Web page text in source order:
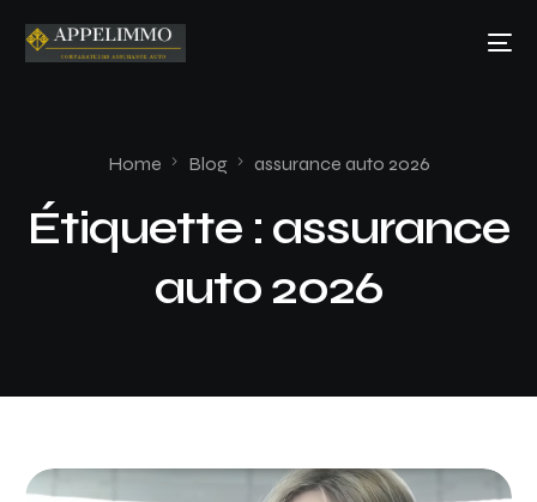
Home Blog assurance auto 2026
Étiquette : assurance
auto 2026